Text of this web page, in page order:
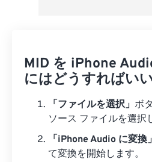
MID を iPhone
にはどうすればい
「ファイルを選択」 ボ
ソース ファイルを選択
「iPhone Audio に変換」
て変換を開始します。